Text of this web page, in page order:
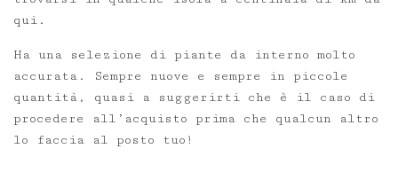
qui.
Ha una selezione di piante da interno molto
accurata. Sempre nuove e sempre in piccole
quantità, quasi a suggerirti che è il caso di
procedere all’acquisto prima che qualcun altro
lo faccia al posto tuo!